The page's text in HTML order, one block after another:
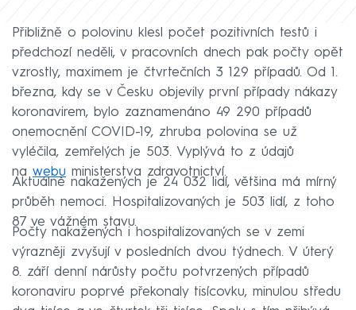
Přibližně o polovinu klesl počet pozitivních testů i
předchozí neděli, v pracovních dnech pak počty opět
vzrostly, maximem je čtvrtečních 3 129 případů. Od 1.
března, kdy se v Česku objevily první případy nákazy
koronavirem, bylo zaznamenáno 49 290 případů
onemocnění COVID-19, zhruba polovina se už
vyléčila, zemřelých je 503. Vyplývá to z údajů
na webu ministerstva zdravotnictví.
Aktuálně nakažených je 24 032 lidí, většina má mírný
průběh nemoci. Hospitalizovaných je 503 lidí, z toho
87 ve vážném stavu.
Počty nakažených i hospitalizovaných se v zemi
výrazněji zvyšují v posledních dvou týdnech. V úterý
8. září denní nárůsty počtu potvrzených případů
koronaviru poprvé překonaly tisícovku, minulou středu